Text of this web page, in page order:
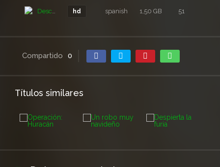
Descarga hd spanish 1,50 GB 51
Compartido 0
Títulos similares